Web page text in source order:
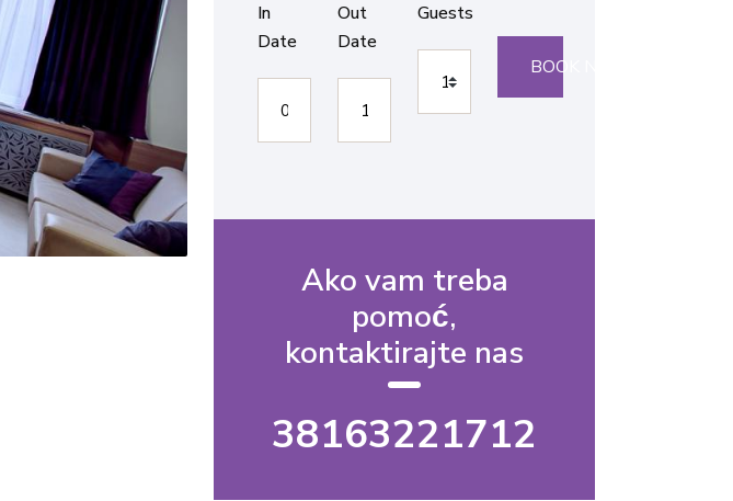
In
Date
Out
Date
Guests
BOOK NOW
Ako vam treba
pomoć,
kontaktirajte nas
38163221712